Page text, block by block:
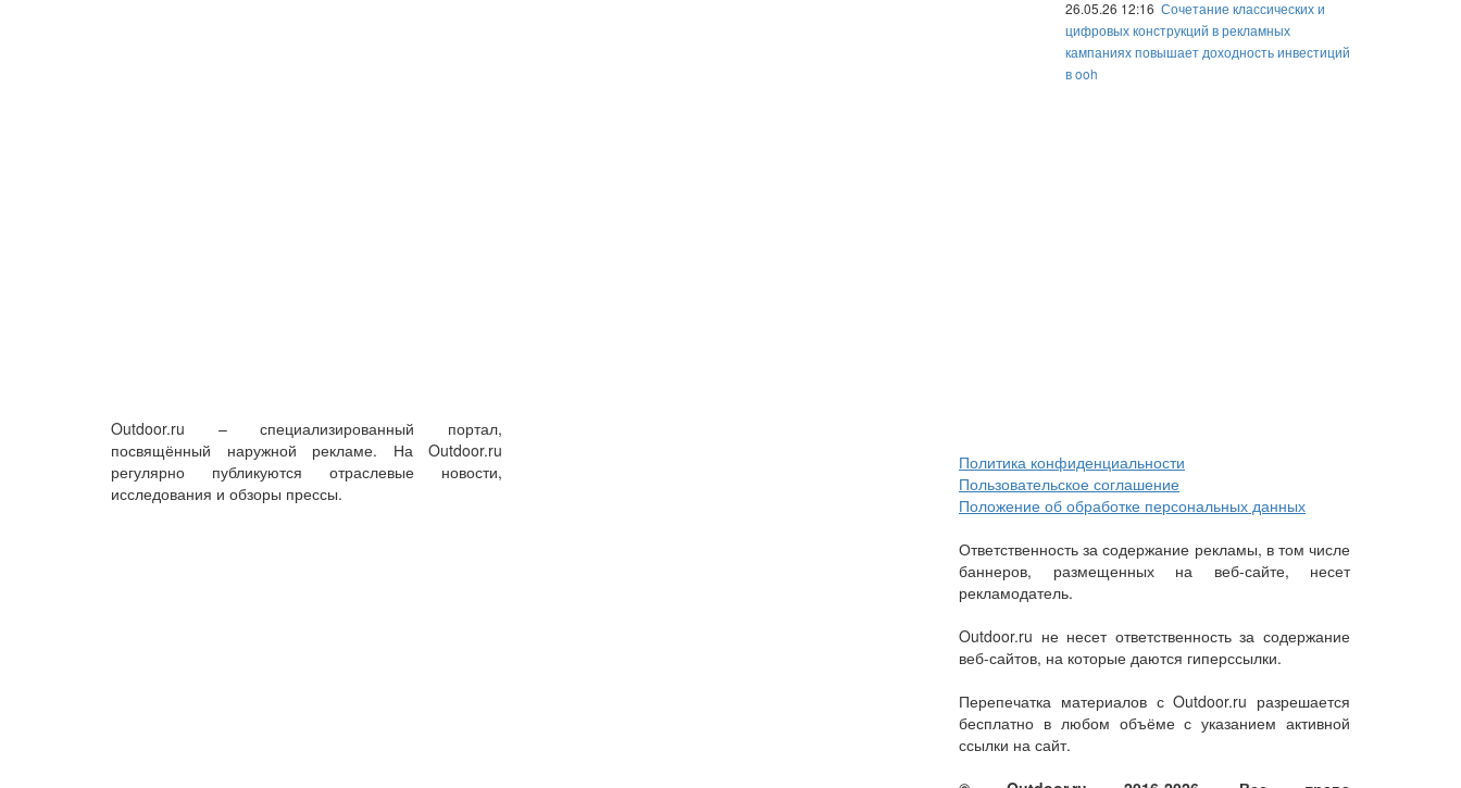
26.05.26 12:16 Сочетание классических и
цифровых конструкций в рекламных
кампаниях повышает доходность инвестиций
в ooh
Outdoor.ru – специализированный портал,
посвящённый наружной рекламе. На Outdoor.ru
регулярно публикуются отраслевые новости,
исследования и обзоры прессы.
Политика конфиденциальности
Пользовательское соглашение
Положение об обработке персональных данных
Ответственность за содержание рекламы, в том числе
баннеров, размещенных на веб-сайте, несет
рекламодатель.
Outdoor.ru не несет ответственность за содержание
веб-сайтов, на которые даются гиперссылки.
Перепечатка материалов с Outdoor.ru разрешается
бесплатно в любом объёме с указанием активной
ссылки на сайт.